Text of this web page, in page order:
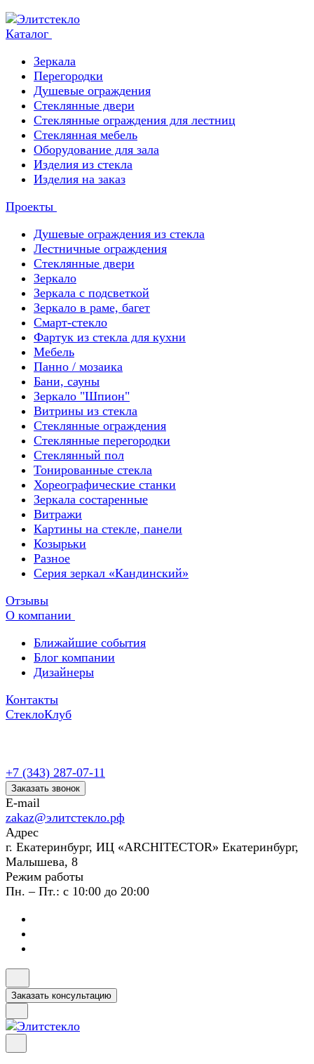
Каталог
Зеркала
Перегородки
Душевые ограждения
Стеклянные двери
Стеклянные ограждения для лестниц
Стеклянная мебель
Оборудование для зала
Изделия из стекла
Изделия на заказ
Проекты
Душевые ограждения из стекла
Лестничные ограждения
Стеклянные двери
Зеркало
Зеркала с подсветкой
Зеркало в раме, багет
Смарт-стекло
Фартук из стекла для кухни
Мебель
Панно / мозаика
Бани, сауны
Зеркало "Шпион"
Витрины из стекла
Стеклянные ограждения
Стеклянные перегородки
Стеклянный пол
Тонированные стекла
Хореографические станки
Зеркала состаренные
Витражи
Картины на стекле, панели
Козырьки
Разное
Серия зеркал «Кандинский»
Отзывы
О компании
Ближайшие события
Блог компании
Дизайнеры
Контакты
СтеклоКлуб
+7 (343) 287-07-11
Заказать звонок
E-mail
zakaz@элитстекло.рф
Адрес
г. Екатеринбург, ИЦ «ARCHITECTOR» Екатеринбург,
Малышева, 8
Режим работы
Пн. – Пт.: с 10:00 до 20:00
Заказать консультацию